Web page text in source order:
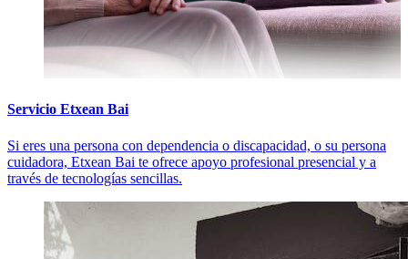
Servicio Etxean Bai
Si eres una persona con dependencia o discapacidad, o su persona
cuidadora, Etxean Bai te ofrece apoyo profesional presencial y a
través de tecnologías sencillas.